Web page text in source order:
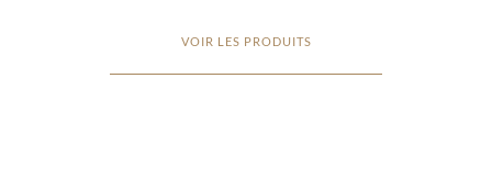
VOIR LES PRODUITS